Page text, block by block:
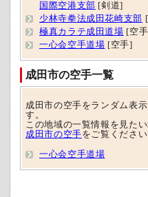
国際空港支部 [剣道]
少林寺拳法成田花崎支部
極真カラテ成田道場 [空
一心会空手道場 [空手]
成田市の空手一覧
成田市の空手をランダム表示
す。
この地域の一覧情報を見たい
成田市の空手をご覧ください
一心会空手道場